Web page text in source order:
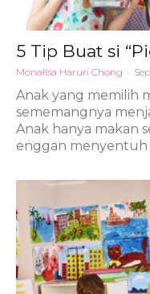
5 Tip Buat si
Monalisa Harun Chong -
Anak yang memilih
sememangnya
Anak hanya makan
enggan menyentuh